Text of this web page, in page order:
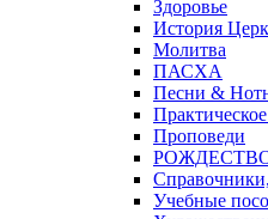
Здоровье
История
Молитва
ПАСХА
Песни &
Проповеди
Учебные